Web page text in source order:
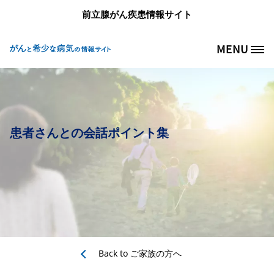
メインコンテンツに移動
前立腺がん疾患情報サイト
Site Logo MENU
患者さんとの会話ポイント集
Back to ご家族の方へ